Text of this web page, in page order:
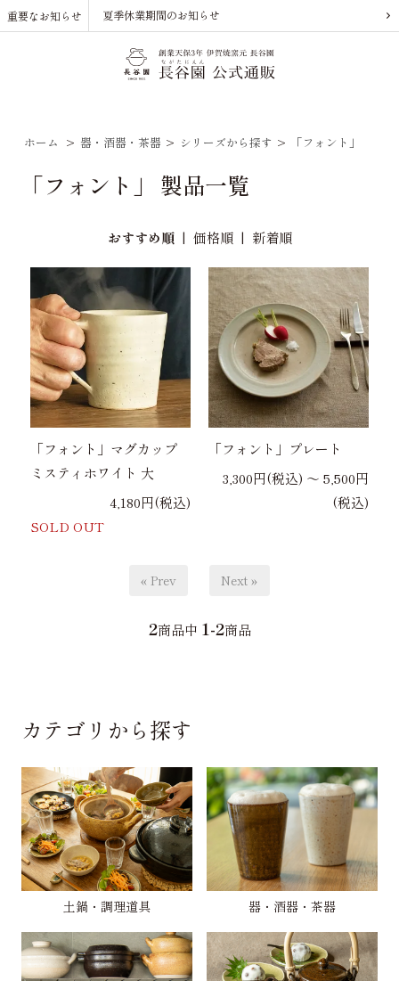
重要なお知らせ 夏季休業期間のお知らせ
ホーム > 器・酒器・茶器 > シリーズから探す > 「フォント」
「フォント」 製品一覧
おすすめ順| 価格順| 新着順
「フォント」マグカップ
ミスティホワイト 大
4,180円(税込)
SOLD OUT
「フォント」プレート
3,300円(税込) 〜 5,500円
(税込)
« Prev Next »
2商品中 1-2商品
カテゴリから探す
土鍋・調理道具 器・酒器・茶器